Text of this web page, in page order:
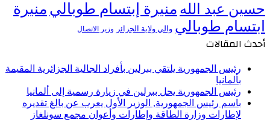
حسين عبد الله منيرة إبتسام طوبالي منيرة
ابتسام طوبالي والي ولاية الجزائر وزير الاتصال
أحدث المقالات
رئيس الجمهورية يلتقي ببرلين بأفراد الجالية الجزائرية المقيمة
بألمانيا
رئيس الجمهورية يحل ببرلين في زيارة رسمية إلى ألمانيا
باسم رئيس الجمهورية, الوزير الأول يعرب عن بالغ تقديره
لإطارات وزارة الطاقة وإطارات وأعوان مجمع سونلغاز